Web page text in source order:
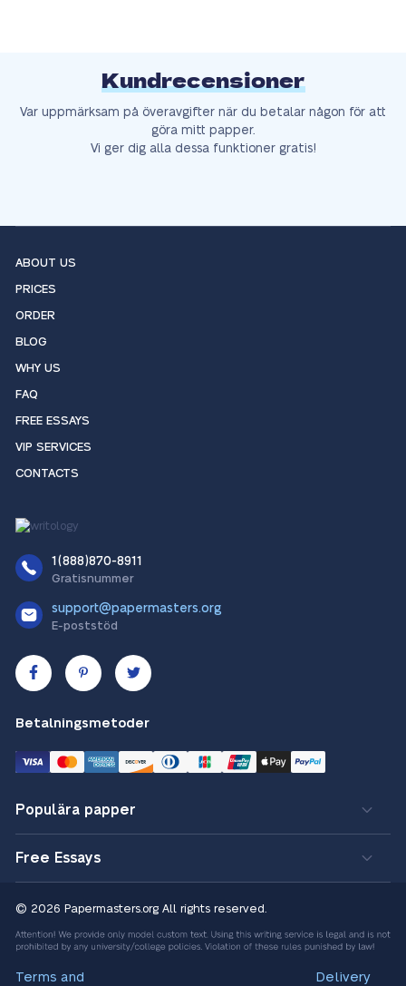
Kundrecensioner
Var uppmärksam på överavgifter när du betalar någon för att
göra mitt papper.
Vi ger dig alla dessa funktioner gratis!
ABOUT US
PRICES
ORDER
BLOG
WHY US
FAQ
FREE ESSAYS
VIP SERVICES
CONTACTS
1(888)870-8911
Gratisnummer
support@papermasters.org
E-poststöd
Betalningsmetoder
Populära papper
Free Essays
© 2026 Papermasters.org All rights reserved.
Terms and Delivery